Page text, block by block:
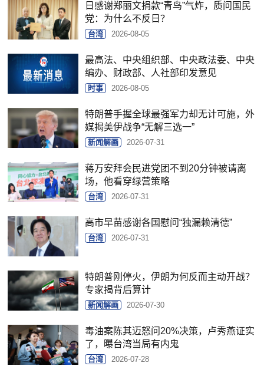
日感谢郑丽文捐款“青鸟”气炸，质问国民
党：为什么不反日？
台湾 2026-08-05
最高法、中央组织部、中央政法委、中央
编办、财政部、人社部印发意见
时事 2026-08-05
特朗普手握全球最强军力却无计可施，外
媒揭美伊战争“无解三选一”
新闻解画 2026-07-31
蒋万安拜会民进党团不到20分钟被请离
场，他看穿绿营策略
台湾 2026-07-31
高市早苗感谢各国慰问“独漏赖清德”
台湾 2026-07-31
特朗普刚停火，伊朗为何反而主动开战？
专家揭背后算计
新闻解画 2026-07-30
毒油案陈其迈怒问20%决策，卢秀燕证实
了，曝台湾当局有内鬼
台湾 2026-07-28